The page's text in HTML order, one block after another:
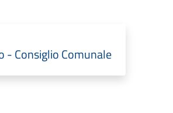
- Consiglio Comunale